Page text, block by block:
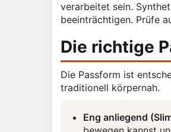
verarbeitet sein.
beeinträchtigen. Prüfe
Die richtige
Die Passform ist
traditionell körpernah.
Eng anliegend